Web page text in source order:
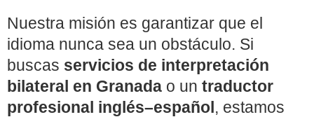
Nuestra misión es garantizar que el
idioma nunca sea un obstáculo. Si
buscas servicios de interpretación
bilateral en Granada o un traductor
profesional inglés–español, estamos